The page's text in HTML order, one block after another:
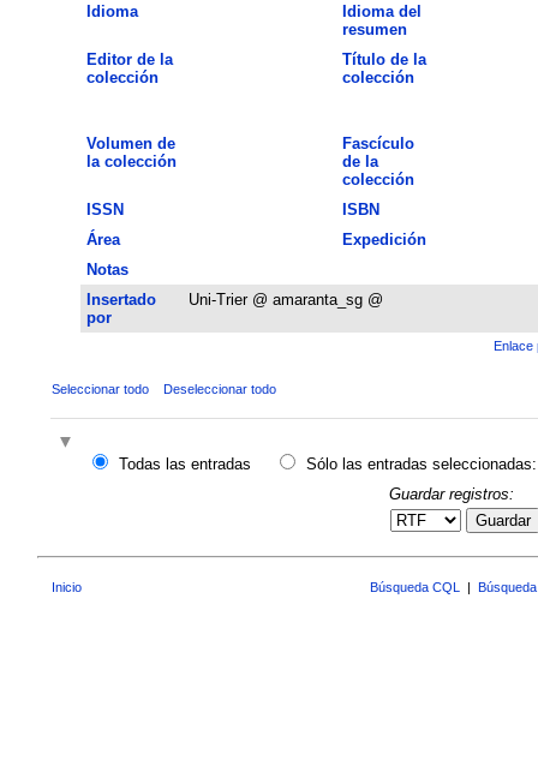
Idioma
Idioma del
resumen
Editor de la
colección
Título de la
colección
Volumen de
la colección
Fascículo
de la
colección
ISSN
ISBN
Área
Expedición
Notas
Insertado
por
Uni-Trier @ amaranta_sg @
Enlace
Seleccionar todo Deseleccionar todo
Todas las entradas
Sólo las entradas seleccionadas:
Guardar registros:
Guardar
Inicio Búsqueda CQL